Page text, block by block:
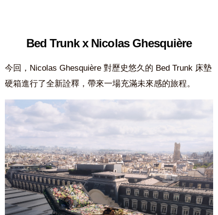
Bed Trunk x Nicolas Ghesquière
今回，Nicolas Ghesquière 對歷史悠久的 Bed Trunk 床墊
硬箱進行了全新詮釋，帶來一場充滿未來感的旅程。